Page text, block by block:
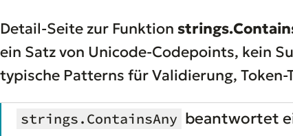
Detail-Seite zur Funktion
ein Satz von Unicode-Codepoints, kein
typische Patterns für Validierung,
strings.ContainsAny beantwortet